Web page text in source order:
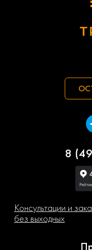
8
Консультации и
без выходных